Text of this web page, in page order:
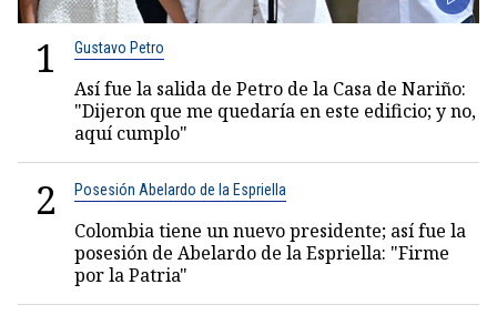
1 Gustavo Petro
Así fue la salida de Petro de la Casa de Nariño:
"Dijeron que me quedaría en este edificio; y no,
aquí cumplo"
2 Posesión Abelardo de la Espriella
Colombia tiene un nuevo presidente; así fue la
posesión de Abelardo de la Espriella: "Firme
por la Patria"